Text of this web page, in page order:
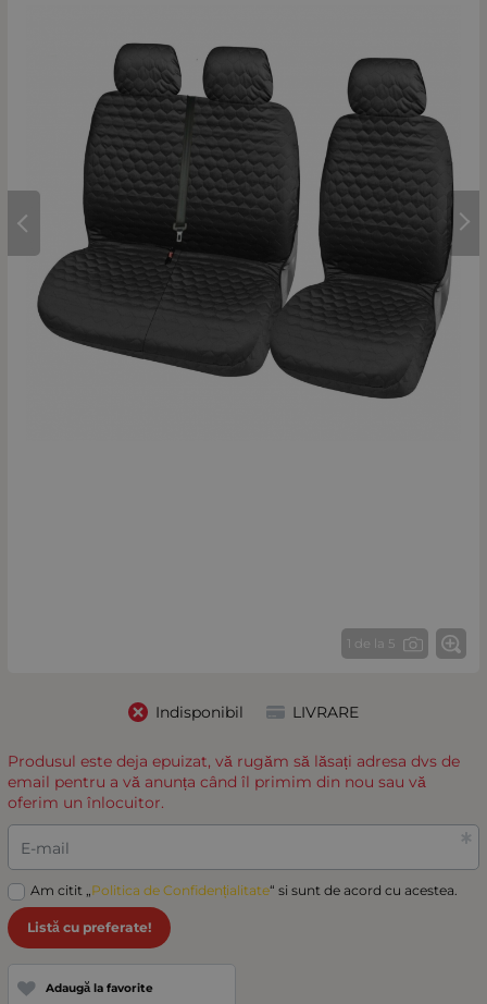
1 de la 5
Indisponibil LIVRARE
Produsul este deja epuizat, vă rugăm să lăsați adresa dvs de
email pentru a vă anunța când îl primim din nou sau vă
oferim un înlocuitor.
E-mail
Am citit „Politica de Confidențialitate“ si sunt de acord cu acestea.
Listă cu preferate!
Adaugă la favorite